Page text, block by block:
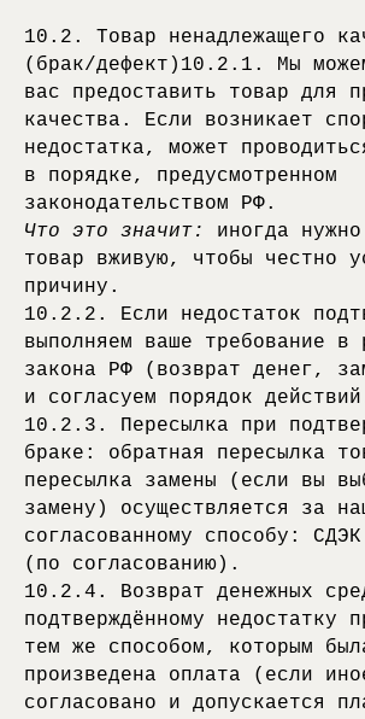
10.2. Товар ненадлежащего
(брак/дефект)10.2.1. Мы
вас предоставить товар для
качества. Если возникает
недостатка, может
в порядке, предусмотренном
законодательством РФ.
Что это значит: иногда
товар вживую, чтобы честно
причину.
10.2.2. Если недостаток
выполняем ваше требование в
закона РФ (возврат денег,
и согласуем порядок
10.2.3. Пересылка при
браке: обратная пересылка
пересылка замены (если вы
замену) осуществляется за
согласованному способу:
(по согласованию).
10.2.4. Возврат денежных
подтверждённому недостатку
тем же способом, которым
произведена оплата (если
согласовано и допускается